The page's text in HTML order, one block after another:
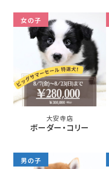
女の子
大安寺店
ボーダー・コリー
男の子